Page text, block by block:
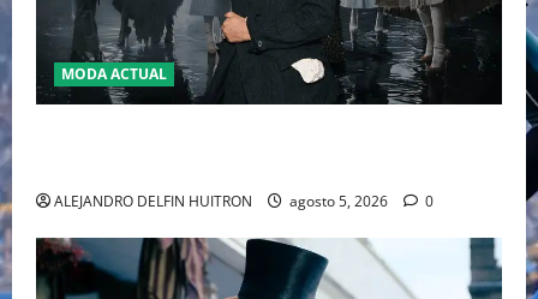
MODA ACTUAL
ALEJANDRO DELFIN HUITRON agosto 5, 2026 0